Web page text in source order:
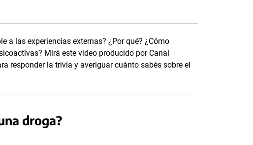
a las experiencias externas? ¿Por qué? ¿Cómo
Mirá este video producido por Canal
responder la trivia y averiguar cuánto sabés sobre el
droga?